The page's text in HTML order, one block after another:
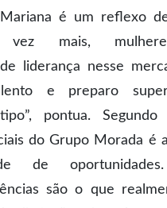
é um reflexo
vez mais,
liderança nesse
e preparo
pontua.
do Grupo Morada é
de
são o que